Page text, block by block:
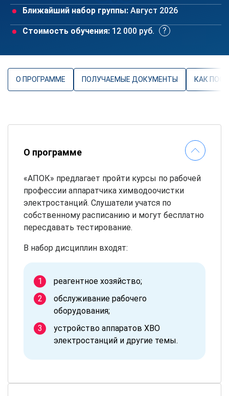
Ближайший набор группы: Август 2026
Стоимость обучения: 12 000 руб.
О ПРОГРАММЕ ПОЛУЧАЕМЫЕ ДОКУМЕНТЫ КАК
О программе
«АПОК» предлагает пройти курсы по рабочей
профессии аппаратчика химводоочистки
электростанций. Слушатели учатся по
собственному расписанию и могут бесплатно
пересдавать тестирование.
В набор дисциплин входят:
реагентное хозяйство;
обслуживание рабочего
оборудования;
устройство аппаратов ХВО
электростанций и другие темы.